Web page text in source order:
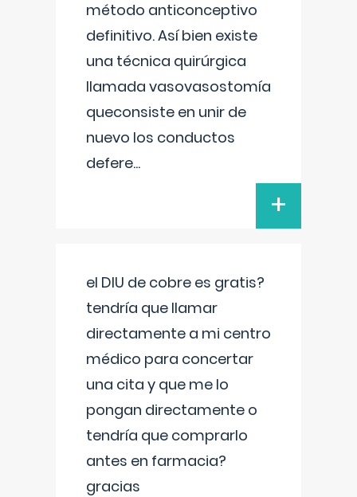
método anticonceptivo
definitivo. Así bien existe
una técnica quirúrgica
llamada vasovasostomía
queconsiste en unir de
nuevo los conductos
defere...
+
el DIU de cobre es gratis?
tendría que llamar
directamente a mi centro
médico para concertar
una cita y que me lo
pongan directamente o
tendría que comprarlo
antes en farmacia?
gracias